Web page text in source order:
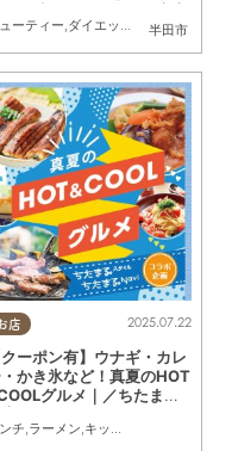
る広告,クーポン,おひとりさま,友人
半田市
ーティー,ダイエット 健康,専門店
ポン, おひとりさま,友人
店 2025.07.22
クーポン有】ウナギ・カレ
かき氷など！真夏のHOT
グルメ｜／ちたまる
チ,ラーメン,キッチンカー